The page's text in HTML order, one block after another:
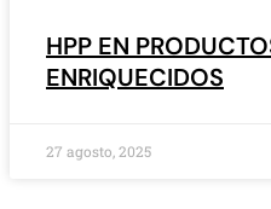
HPP EN
ENRIQUECIDOS
27 agosto, 2025